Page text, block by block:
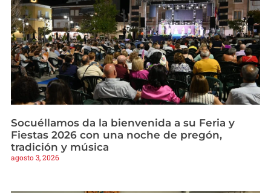
Socuéllamos da la bienvenida a su Feria y
Fiestas 2026 con una noche de pregón,
tradición y música
agosto 3, 2026